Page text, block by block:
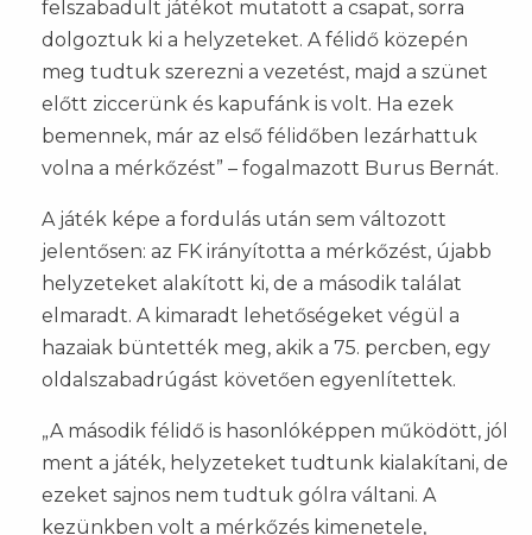
felszabadult játékot mutatott a csapat, sorra
dolgoztuk ki a helyzeteket. A félidő közepén
meg tudtuk szerezni a vezetést, majd a szünet
előtt ziccerünk és kapufánk is volt. Ha ezek
bemennek, már az első félidőben lezárhattuk
volna a mérkőzést” – fogalmazott Burus Bernát.
A játék képe a fordulás után sem változott
jelentősen: az FK irányította a mérkőzést, újabb
helyzeteket alakított ki, de a második találat
elmaradt. A kimaradt lehetőségeket végül a
hazaiak büntették meg, akik a 75. percben, egy
oldalszabadrúgást követően egyenlítettek.
„A második félidő is hasonlóképpen működött, jól
ment a játék, helyzeteket tudtunk kialakítani, de
ezeket sajnos nem tudtuk gólra váltani. A
kezünkben volt a mérkőzés kimenetele,